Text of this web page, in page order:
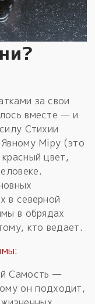
за свои
вместе — и
Стихии
Явному Мiру (это
цвет,
в северной
в обрядах
кто ведает.
:
Самость —
он подходит,